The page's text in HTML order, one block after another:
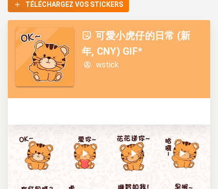
TÉLÉCHARGEZ VOS STICKERS
可愛小虎仔的日常 (新
年, CNY) GIF*
wstick